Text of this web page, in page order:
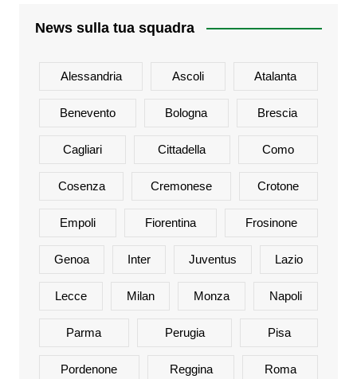
News sulla tua squadra
Alessandria Ascoli Atalanta
Benevento Bologna Brescia
Cagliari Cittadella Como
Cosenza Cremonese Crotone
Empoli Fiorentina Frosinone
Genoa Inter Juventus Lazio
Lecce Milan Monza Napoli
Parma Perugia Pisa
Pordenone Reggina Roma